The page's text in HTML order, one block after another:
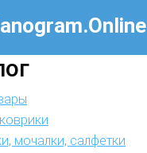
мочалки, салфетки